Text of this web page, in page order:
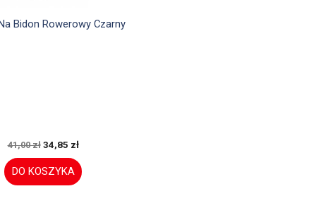
Szybki podgląd
Bidon Rowerowy Czarny
41,00 zł 34,85 zł
DO KOSZYKA